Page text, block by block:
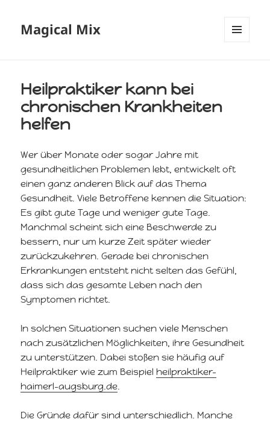
Magical Mix
Heilpraktiker kann bei
chronischen Krankheiten
helfen
Wer über Monate oder sogar Jahre mit
gesundheitlichen Problemen lebt, entwickelt oft
einen ganz anderen Blick auf das Thema
Gesundheit. Viele Betroffene kennen die Situation:
Es gibt gute Tage und weniger gute Tage.
Manchmal scheint sich eine Beschwerde zu
bessern, nur um kurze Zeit später wieder
zurückzukehren. Gerade bei chronischen
Erkrankungen entsteht nicht selten das Gefühl,
dass sich das gesamte Leben nach den
Symptomen richtet.
In solchen Situationen suchen viele Menschen
nach zusätzlichen Möglichkeiten, ihre Gesundheit
zu unterstützen. Dabei stoßen sie häufig auf
Heilpraktiker wie zum Beispiel heilpraktiker-
haimerl-augsburg.de.
Die Gründe dafür sind unterschiedlich. Manche